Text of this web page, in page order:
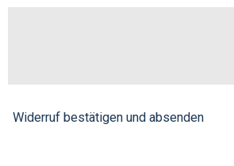
Widerruf bestätigen und absenden